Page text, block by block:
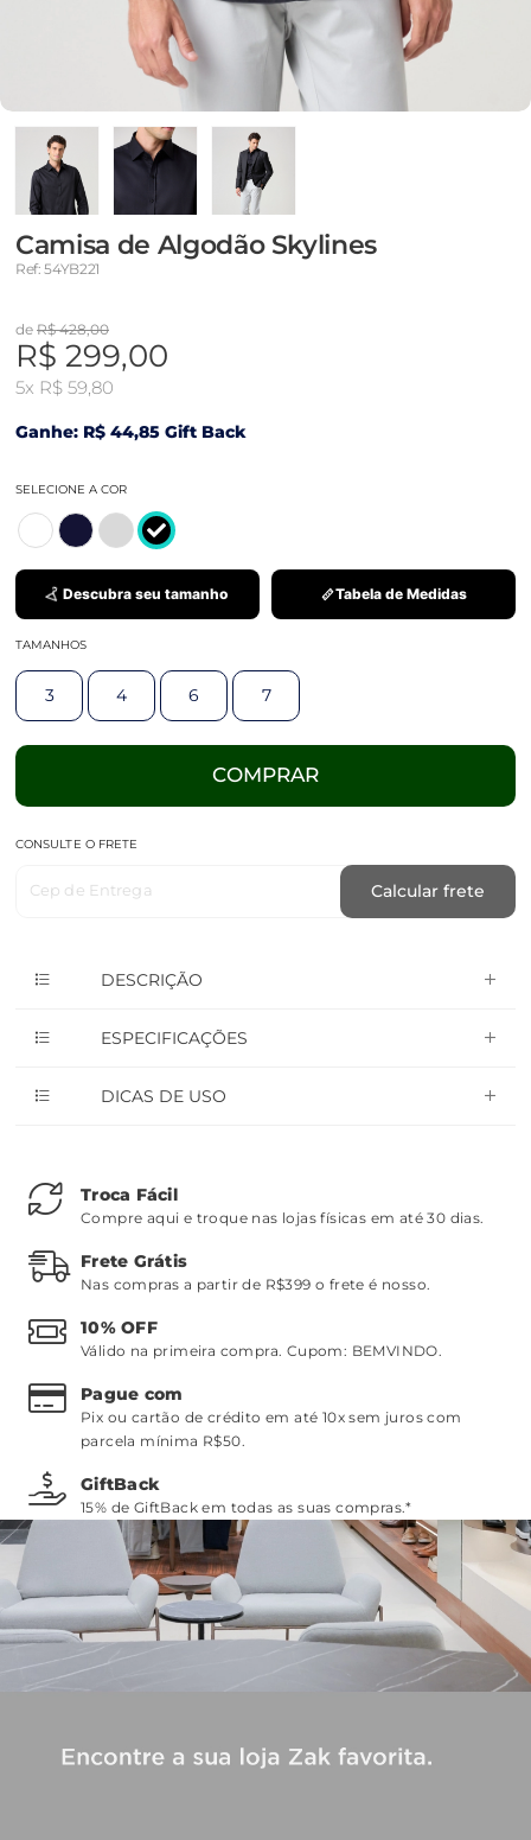
Camisa de Algodão Skylines
Ref: 54YB221
de R$ 428,00
R$ 299,00
5x R$ 59,80
Ganhe: R$ 44,85 Gift Back
SELECIONE A COR
Descubra seu tamanho Tabela de Medidas
TAMANHOS
3 4 6 7
COMPRAR
CONSULTE O FRETE
Cep de Entrega Calcular frete
DESCRIÇÃO
ESPECIFICAÇÕES
DICAS DE USO
Troca Fácil
Compre aqui e troque nas lojas físicas em até 30 dias.
Frete Grátis
Nas compras a partir de R$399 o frete é nosso.
10% OFF
Válido na primeira compra. Cupom: BEMVINDO.
Pague com
Pix ou cartão de crédito em até 10x sem juros com
parcela mínima R$50.
GiftBack
15% de GiftBack em todas as suas compras.*